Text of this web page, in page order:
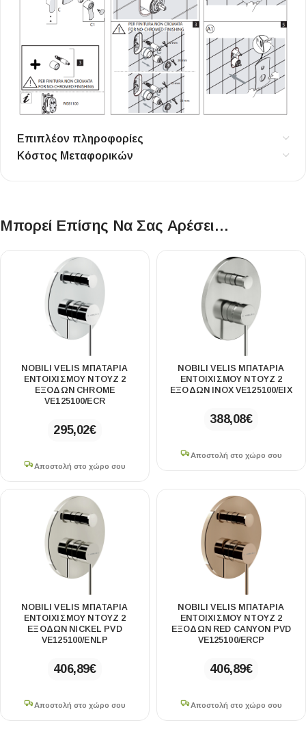
Επιπλέον πληροφορίες
Κόστος Μεταφορικών
Μπορεί Επίσης Να Σας Αρέσει…
NOBILI VELIS ΜΠΑΤΑΡΊΑ
ΕΝΤΟΙΧΙΣΜΟΎ ΝΤΟΥΖ 2
ΕΞΌΔΩΝ CHROME
VE125100/ECR
295,02€
Αποστολή στο χώρο σου
NOBILI VELIS ΜΠΑΤΑΡΊΑ
ΕΝΤΟΙΧΙΣΜΟΎ ΝΤΟΥΖ 2
ΕΞΌΔΩΝ INOX VE125100/EIX
388,08€
Αποστολή στο χώρο σου
NOBILI VELIS ΜΠΑΤΑΡΊΑ
ΕΝΤΟΙΧΙΣΜΟΎ ΝΤΟΥΖ 2
ΕΞΌΔΩΝ NICKEL PVD
VE125100/ENLP
406,89€
Αποστολή στο χώρο σου
NOBILI VELIS ΜΠΑΤΑΡΊΑ
ΕΝΤΟΙΧΙΣΜΟΎ ΝΤΟΥΖ 2
ΕΞΌΔΩΝ RED CANYON PVD
VE125100/ERCP
406,89€
Αποστολή στο χώρο σου